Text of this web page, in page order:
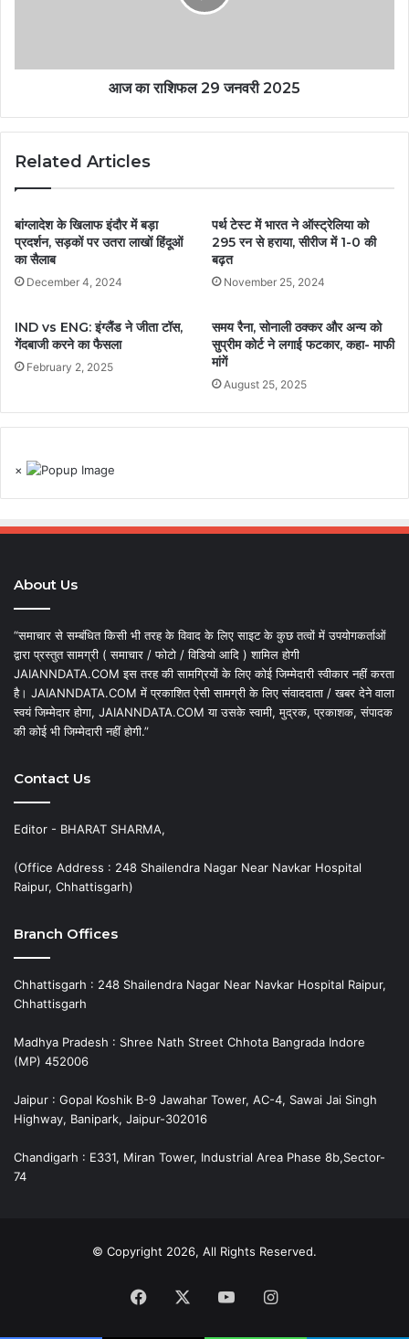
आज का राशिफल 29 जनवरी 2025
Related Articles
बांग्लादेश के खिलाफ इंदौर में बड़ा
प्रदर्शन, सड़कों पर उतरा लाखों हिंदूओं
का सैलाब
December 4, 2024
पर्थ टेस्ट में भारत ने ऑस्ट्रेलिया को
295 रन से हराया, सीरीज में 1-0 की
बढ़त
November 25, 2024
IND vs ENG: इंग्लैंड ने जीता टॉस,
गेंदबाजी करने का फैसला
February 2, 2025
समय रैना, सोनाली ठक्कर और अन्य को
सुप्रीम कोर्ट ने लगाई फटकार, कहा- माफी
मांगें
August 25, 2025
×
About Us
“समाचार से सम्बंधित किसी भी तरह के विवाद के लिए साइट के कुछ तत्वों में उपयोगकर्ताओं
द्वारा प्रस्तुत सामग्री ( समाचार / फोटो / विडियो आदि ) शामिल होगी
JAIANNDATA.COM इस तरह की सामग्रियों के लिए कोई जिम्मेदारी स्वीकार नहीं करता
है। JAIANNDATA.COM में प्रकाशित ऐसी सामग्री के लिए संवाददाता / खबर देने वाला
स्वयं जिम्मेदार होगा, JAIANNDATA.COM या उसके स्वामी, मुद्रक, प्रकाशक, संपादक
की कोई भी जिम्मेदारी नहीं होगी.”
Contact Us
Editor - BHARAT SHARMA,
(Office Address : 248 Shailendra Nagar Near Navkar Hospital
Raipur, Chhattisgarh)
Branch Offices
Chhattisgarh : 248 Shailendra Nagar Near Navkar Hospital Raipur,
Chhattisgarh
Madhya Pradesh : Shree Nath Street Chhota Bangrada Indore
(MP) 452006
Jaipur : Gopal Koshik B-9 Jawahar Tower, AC-4, Sawai Jai Singh
Highway, Banipark, Jaipur-302016
Chandigarh : E331, Miran Tower, Industrial Area Phase 8b,Sector-
74
© Copyright 2026, All Rights Reserved.
Facebook YouTubeInstagram